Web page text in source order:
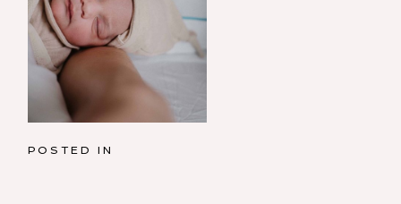
POSTED IN